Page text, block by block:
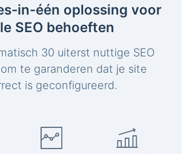
in-één oplossing voor
SEO behoeften
30 uiterst nuttige SEO
te garanderen dat je site
is geconfigureerd.